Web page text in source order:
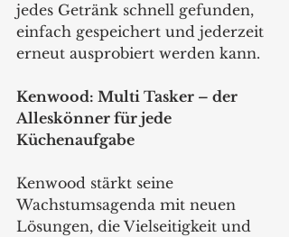
jedes Getränk schnell gefunden,
einfach gespeichert und jederzeit
erneut ausprobiert werden kann.
Kenwood: Multi Tasker – der
Alleskönner für jede
Küchenaufgabe
Kenwood stärkt seine
Wachstumsagenda mit neuen
Lösungen, die Vielseitigkeit und